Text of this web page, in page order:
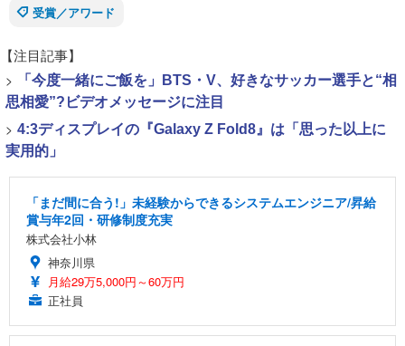
受賞／アワード
【注目記事】
>
「今度一緒にご飯を」BTS・V、好きなサッカー選手と“相
思相愛”?ビデオメッセージに注目
> 4:3ディスプレイの『Galaxy Z Fold8』は「思った以上に
実用的」
「まだ間に合う!」未経験からできるシステムエンジニア/昇給
賞与年2回・研修制度充実
株式会社小林
神奈川県
月給29万5,000円～60万円
正社員